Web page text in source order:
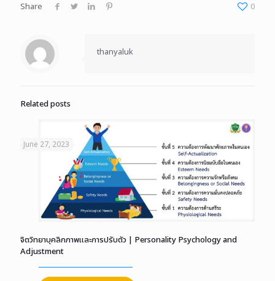
Share 0
thanyaluk
Related posts
June 27, 2023
จิตวิทยาบุคลิกภาพและการปรับตัว | Personality Psychology and
Adjustment